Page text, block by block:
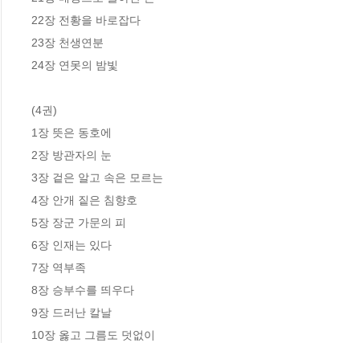
22장 전황을 바로잡다
23장 천생연분
24장 연못의 밤빛
(4권)
1장 뜻은 동호에
2장 방관자의 눈
3장 겉은 알고 속은 모르는
4장 안개 짙은 침향호
5장 장군 가문의 피
6장 인재는 있다
7장 역부족
8장 승부수를 띄우다
9장 드러난 칼날
10장 옳고 그름도 덧없이